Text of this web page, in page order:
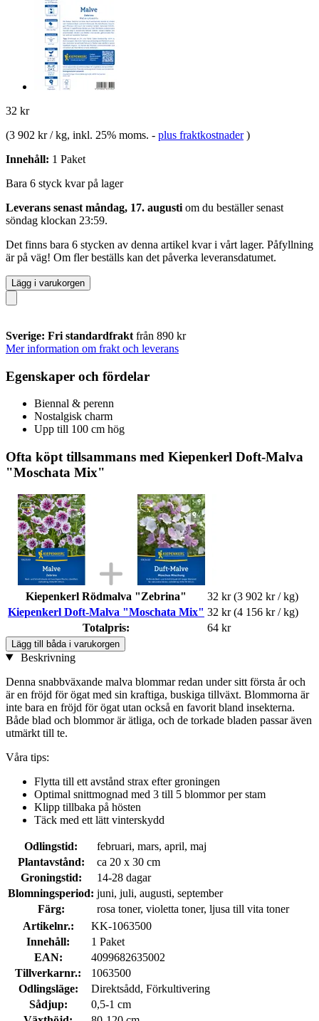
32 kr
(3 902 kr / kg, inkl. 25% moms. - plus fraktkostnader )
Innehåll: 1 Paket
Bara 6 styck kvar på lager
Leverans senast måndag, 17. augusti om du beställer senast
söndag klockan 23:59.
Det finns bara 6 stycken av denna artikel kvar i vårt lager. Påfyllning
är på väg! Om fler beställs kan det påverka leveransdatumet.
Lägg i varukorgen
Sverige: Fri standardfrakt från 890 kr
Mer information om frakt och leverans
Egenskaper och fördelar
Biennal & perenn
Nostalgisk charm
Upp till 100 cm hög
Ofta köpt tillsammans med Kiepenkerl Doft-Malva
"Moschata Mix"
Kiepenkerl Rödmalva "Zebrina" 32 kr (3 902 kr / kg)
Kiepenkerl Doft-Malva "Moschata Mix" 32 kr (4 156 kr / kg)
Totalpris:
64 kr
Lägg till båda i varukorgen
Beskrivning
Denna snabbväxande malva blommar redan under sitt första år och
är en fröjd för ögat med sin kraftiga, buskiga tillväxt. Blommorna är
inte bara en fröjd för ögat utan också en favorit bland insekterna.
Både blad och blommor är ätliga, och de torkade bladen passar även
utmärkt till te.
Våra tips:
Flytta till ett avstånd strax efter groningen
Optimal snittmognad med 3 till 5 blommor per stam
Klipp tillbaka på hösten
Täck med ett lätt vinterskydd
Odlingstid:
februari, mars, april, maj
Plantavstånd:
ca 20 x 30 cm
Groningstid:
14-28 dagar
Blomningsperiod: juni, juli, augusti, september
Färg:
rosa toner, violetta toner, ljusa till vita toner
Artikelnr.:
KK-1063500
Innehåll:
1 Paket
EAN:
4099682635002
Tillverkarnr.:
1063500
Odlingsläge:
Direktsådd, Förkultivering
Sådjup:
0,5-1 cm